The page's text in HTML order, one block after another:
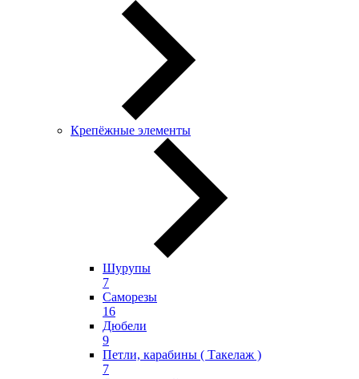
Крепёжные элементы
Шурупы
7
Саморезы
16
Дюбели
9
Петли, карабины ( Такелаж )
7